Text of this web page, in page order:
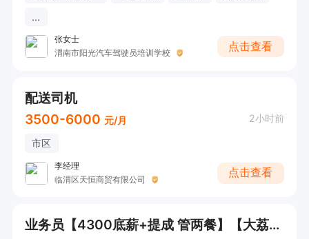
...
张女士
渭南市阳光汽车驾驶员培训学校
点击查看
配送司机
3500-6000 元/月 2小时前
市区
李经理
临渭区天恒商贸有限公司
点击查看
业务员【4300底薪+提成 管两餐】【大荔县城】